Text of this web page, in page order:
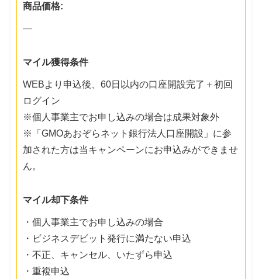
商品価格:
―
マイル獲得条件
WEBより申込後、60日以内の口座開設完了＋初回
ログイン
※個人事業主でお申し込みの場合は成果対象外
※「GMOあおぞらネット銀行法人口座開設」に参
加された方は当キャンペーンにお申込みができませ
ん。
マイル却下条件
・個人事業主でお申し込みの場合
・ビジネスデビット発行に満たない申込
・不正、キャンセル、いたずら申込
・重複申込